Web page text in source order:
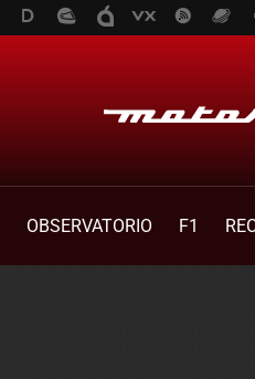
OBSERVATORIO F1